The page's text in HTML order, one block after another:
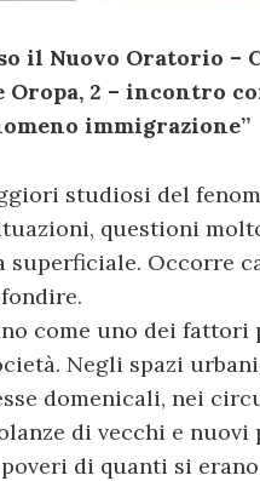
il Nuovo Oratorio –
2 – incontro
immigrazione”
studiosi del
questioni
Occorre
come uno dei
Negli spazi
domenicali, nei
di vecchi e
di quanti si